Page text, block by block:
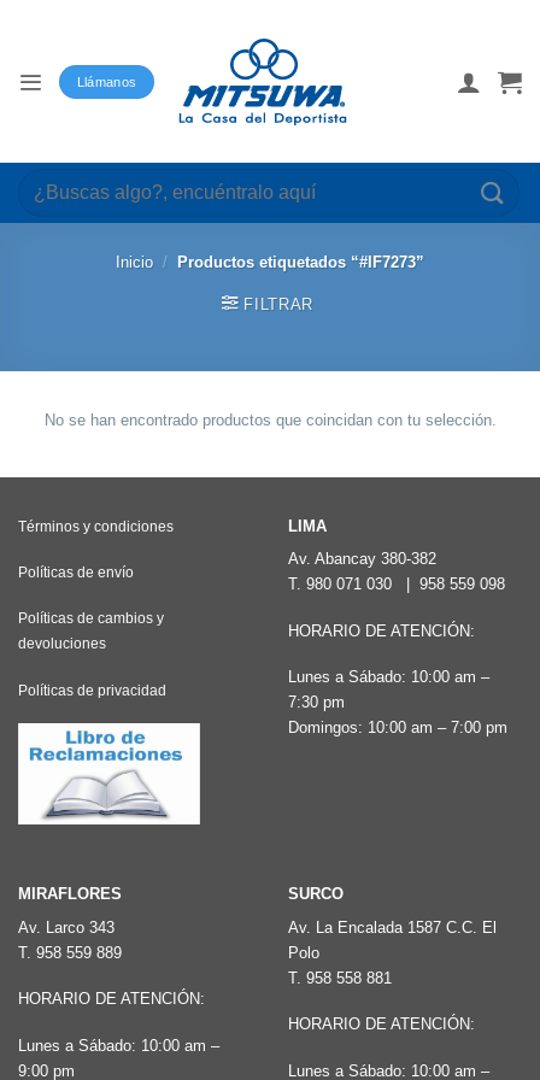
Llámanos
Buscar
por:
Inicio / Productos etiquetados “#IF7273”
FILTRAR
No se han encontrado productos que coincidan con tu selección.
Términos y condiciones
Políticas de envío
Políticas de cambios y
devoluciones
Políticas de privacidad
LIMA
Av. Abancay 380-382
T. 980 071 030 958 559 098
HORARIO DE ATENCIÓN:
Lunes a Sábado: 10:00 am –
7:30 pm
Domingos: 10:00 am – 7:00 pm
MIRAFLORES
Av. Larco 343
T. 958 559 889
HORARIO DE ATENCIÓN:
Lunes a Sábado: 10:00 am –
9:00 pm
SURCO
Av. La Encalada 1587 C.C. El
Polo
T. 958 558 881
HORARIO DE ATENCIÓN:
Lunes a Sábado: 10:00 am –